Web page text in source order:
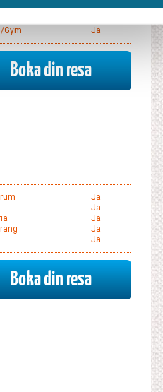
Ja
gym
Ja
Boka din resa
Ja
Ja
Ja
Ja
Ja
Boka din resa